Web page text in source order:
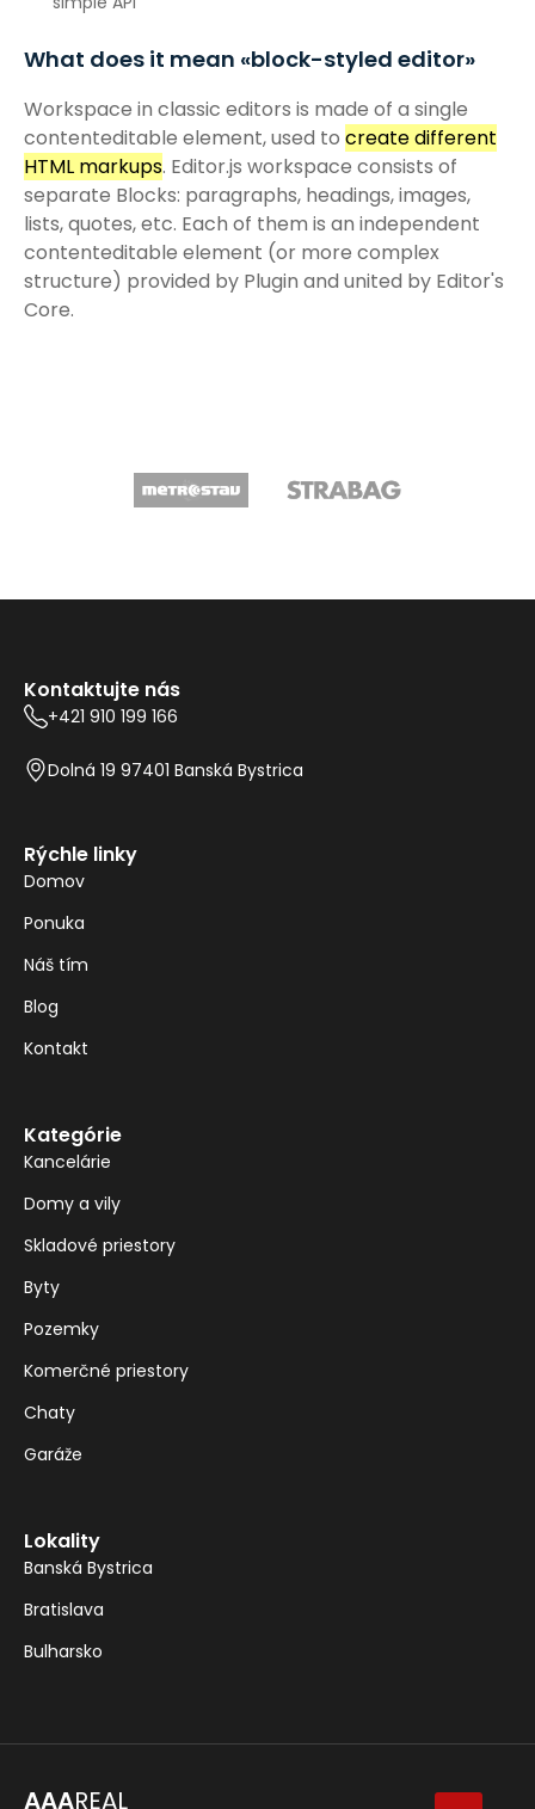
What does it mean «block-styled editor»
Workspace in classic editors is made of a single
contenteditable element, used to create different
HTML markups. Editor.js workspace consists of
separate Blocks: paragraphs, headings, images,
lists, quotes, etc. Each of them is an independent
contenteditable element (or more complex
structure) provided by Plugin and united by Editor's
Core.
Kontaktujte nás
+421 910 199 166
Dolná 19 97401 Banská Bystrica
Rýchle linky
Domov
Ponuka
Náš tím
Blog
Kontakt
Kategórie
Kancelárie
Domy a vily
Skladové priestory
Byty
Pozemky
Komerčné priestory
Chaty
Garáže
Lokality
Banská Bystrica
Bratislava
Bulharsko
AAAREAL